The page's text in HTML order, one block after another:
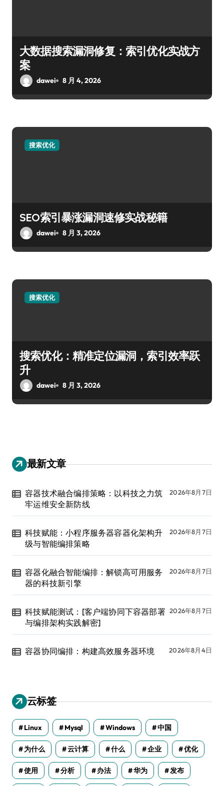
大数据搜索漏洞修复：索引优化实战方
案
dawei 8 月 4, 2026
搜索优化
SEO索引暴涨漏洞速修实战秘籍
dawei 8 月 3, 2026
搜索优化
搜索优化：精准定位漏洞，索引效率跃
升
dawei 8 月 3, 2026
最新文章
容器技术融合编排策略：以科技之力筑
牢运维安全新防线
2026年8月7日
科技赋能：小程序服务器容器化架构升
级与智能编排策略
2026年8月7日
容器化融合智能编排：解锁高可用服务
器的科技新引擎
2026年8月7日
科技赋能测试：[客户端协同下容器部署
与编排架构实践解密]
2026年8月7日
容器协同编排：构建高效服务器环境 2026年8月4日
云标签
Linux Mysql Windows 中国
为什么 云计算 什么 企业 优化
使用 分析 办法 华为 发布